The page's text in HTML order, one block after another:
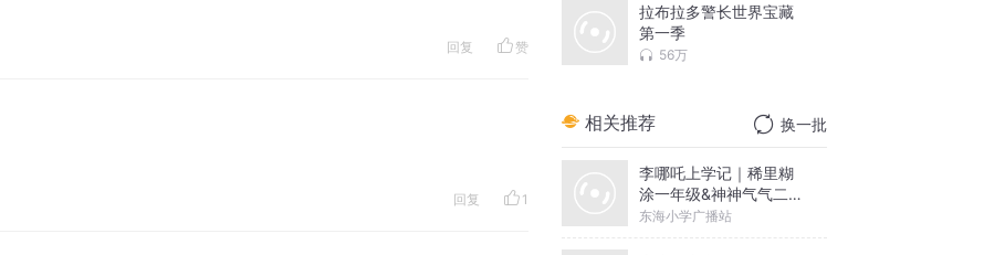
回复 赞
回复 1
拉布拉多警长世界宝藏
第一季
56万
相关推荐 换一批
李哪吒上学记｜稀里糊
涂一年级&神神气气二年
级
东海小学广播站